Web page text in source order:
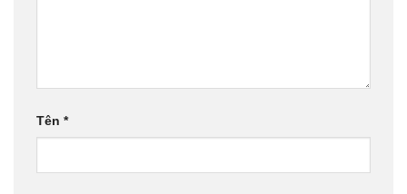
Tên *